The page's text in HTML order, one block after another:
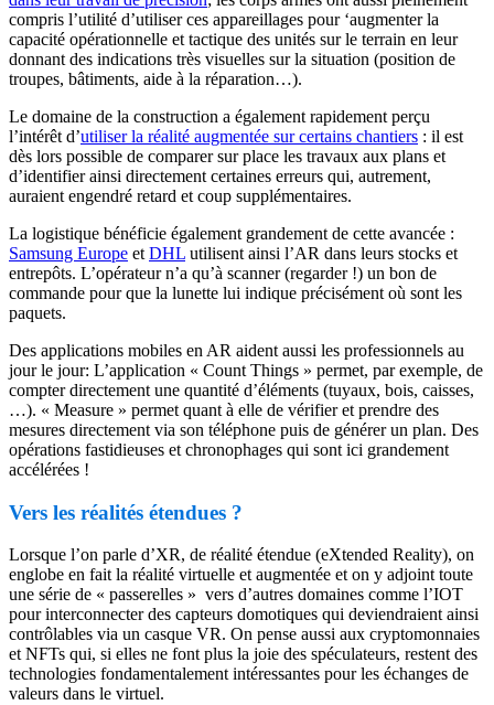
compris l’utilité d’utiliser ces appareillages pour ‘augmenter la
capacité opérationnelle et tactique des unités sur le terrain en leur
donnant des indications très visuelles sur la situation (position de
troupes, bâtiments, aide à la réparation…).
Le domaine de la construction a également rapidement perçu
l’intérêt d’utiliser la réalité augmentée sur certains chantiers : il est
dès lors possible de comparer sur place les travaux aux plans et
d’identifier ainsi directement certaines erreurs qui, autrement,
auraient engendré retard et coup supplémentaires.
La logistique bénéficie également grandement de cette avancée :
Samsung Europe et DHL utilisent ainsi l’AR dans leurs stocks et
entrepôts. L’opérateur n’a qu’à scanner (regarder !) un bon de
commande pour que la lunette lui indique précisément où sont les
paquets.
Des applications mobiles en AR aident aussi les professionnels au
jour le jour: L’application « Count Things » permet, par exemple, de
compter directement une quantité d’éléments (tuyaux, bois, caisses,
…). « Measure » permet quant à elle de vérifier et prendre des
mesures directement via son téléphone puis de générer un plan. Des
opérations fastidieuses et chronophages qui sont ici grandement
accélérées !
Vers les réalités étendues ?
Lorsque l’on parle d’XR, de réalité étendue (eXtended Reality), on
englobe en fait la réalité virtuelle et augmentée et on y adjoint toute
une série de « passerelles » vers d’autres domaines comme l’IOT
pour interconnecter des capteurs domotiques qui deviendraient ainsi
contrôlables via un casque VR. On pense aussi aux cryptomonnaies
et NFTs qui, si elles ne font plus la joie des spéculateurs, restent des
technologies fondamentalement intéressantes pour les échanges de
valeurs dans le virtuel.